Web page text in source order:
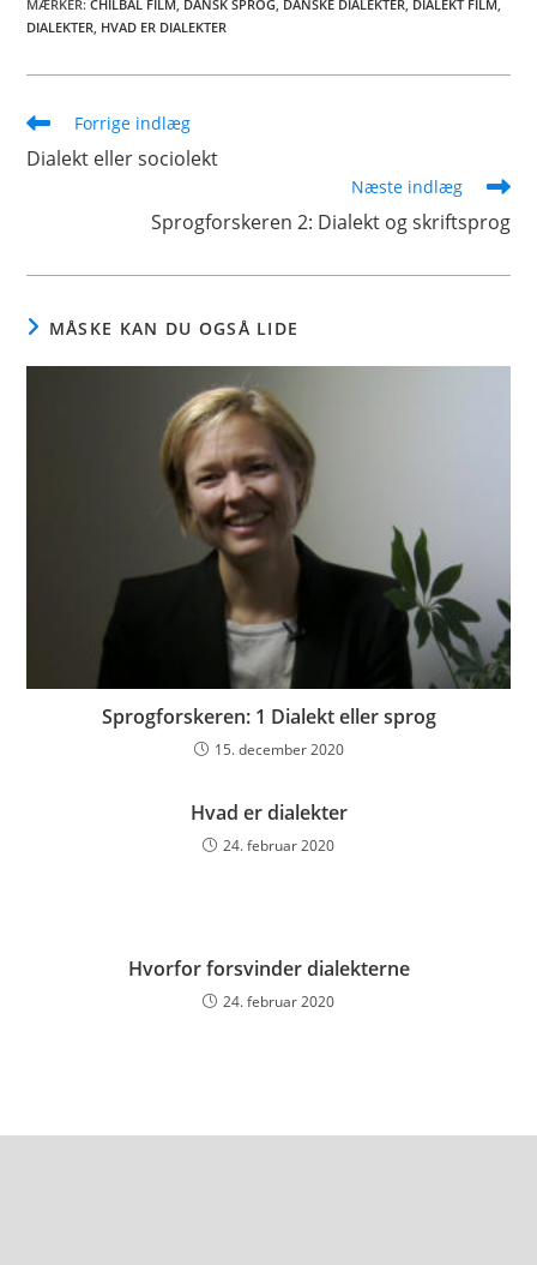
MÆRKER:CHILBAL FILM, DANSK SPROG, DANSKE DIALEKTER, DIALEKT FILM,
DIALEKTER, HVAD ER DIALEKTER
Forrige indlæg
Dialekt eller sociolekt
Næste indlæg
Sprogforskeren 2: Dialekt og skriftsprog
MÅSKE KAN DU OGSÅ LIDE
Sprogforskeren: 1 Dialekt eller sprog
15. december 2020
Hvad er dialekter
24. februar 2020
Hvorfor forsvinder dialekterne
24. februar 2020